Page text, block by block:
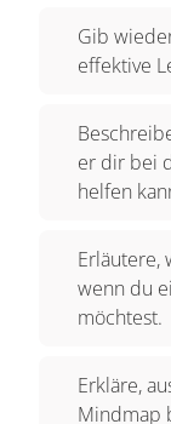
Gib
effektive
er dir bei
helfen
Erläutere,
wenn du
möchtest.
Erkläre,
Mindmap